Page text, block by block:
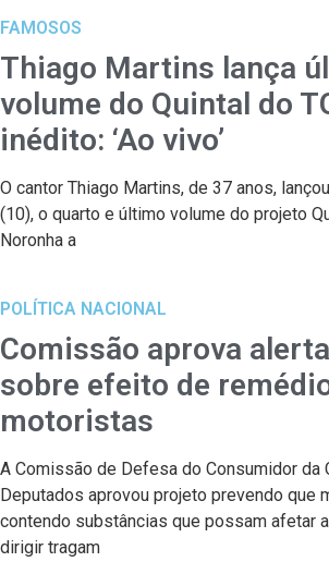
FAMOSOS
Thiago Martins lança
volume do Quintal do
inédito: ‘Ao vivo’
O cantor Thiago Martins, de 37 anos,
(10), o quarto e último volume do projeto
Noronha a
POLÍTICA NACIONAL
Comissão aprova
sobre efeito de
motoristas
A Comissão de Defesa do Consumidor da
Deputados aprovou projeto prevendo que
contendo substâncias que possam afetar
dirigir tragam